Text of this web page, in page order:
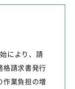
により、請
格請求書発行
作業負担の増